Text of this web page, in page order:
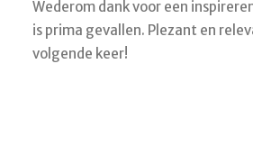
Wederom dank voor een
is prima gevallen. Plezant en
volgende keer!